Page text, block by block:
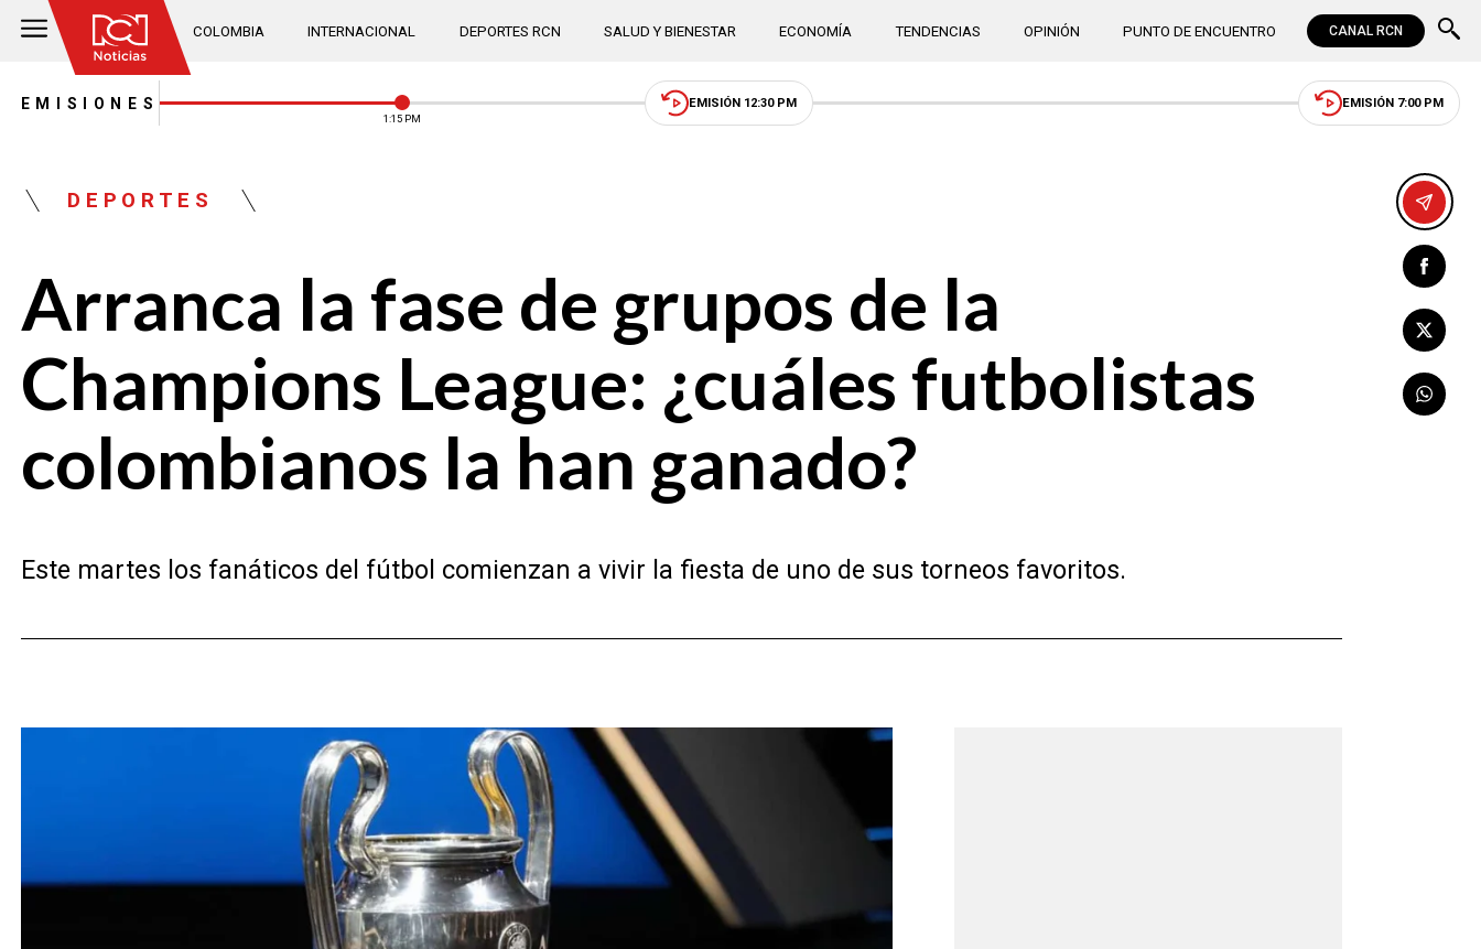
COLOMBIA INTERNACIONAL DEPORTES RCN SALUD Y BIENESTAR ECONOMÍA TENDENCIAS OPINIÓN PUNTO DE ENCUENTRO CANAL RCN
EMISIONES
1:15 PM
EMISIÓN 12:30 PM EMISIÓN 7:00 PM
DEPORTES
Arranca la fase de grupos de la
Champions League: ¿cuáles futbolistas
colombianos la han ganado?
Este martes los fanáticos del fútbol comienzan a vivir la fiesta de uno de sus torneos favoritos.